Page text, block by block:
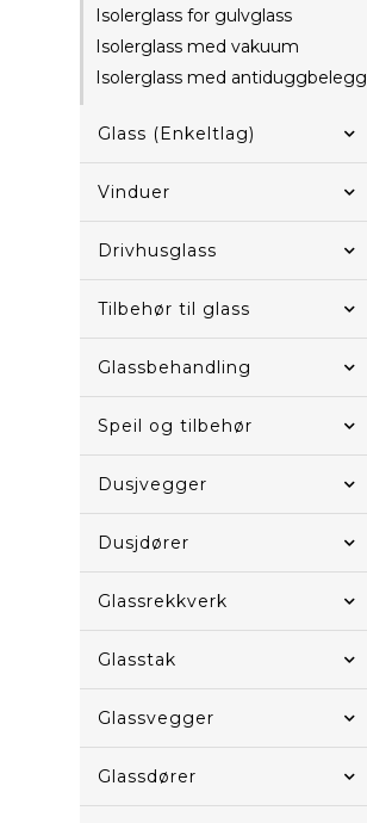
Isolerglass for gulvglass
Isolerglass med vakuum
Isolerglass med antiduggbelegg
Glass (Enkeltlag)
Vinduer
Drivhusglass
Tilbehør til glass
Glassbehandling
Speil og tilbehør
Dusjvegger
Dusjdører
Glassrekkverk
Glasstak
Glassvegger
Glassdører